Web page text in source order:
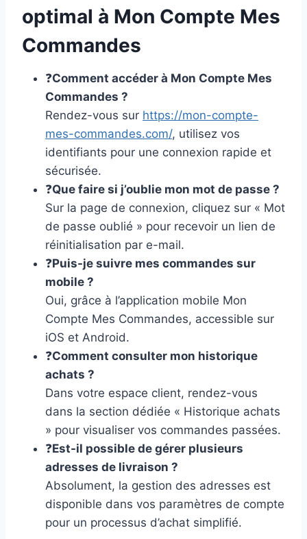
optimal à Mon Compte Mes
Commandes
❓Comment accéder à Mon Compte Mes
Commandes ?
Rendez-vous sur https://mon-compte-
mes-commandes.com/, utilisez vos
identifiants pour une connexion rapide et
sécurisée.
❓Que faire si j’oublie mon mot de passe ?
Sur la page de connexion, cliquez sur « Mot
de passe oublié » pour recevoir un lien de
réinitialisation par e-mail.
❓Puis-je suivre mes commandes sur
mobile ?
Oui, grâce à l’application mobile Mon
Compte Mes Commandes, accessible sur
iOS et Android.
❓Comment consulter mon historique
achats ?
Dans votre espace client, rendez-vous
dans la section dédiée « Historique achats
» pour visualiser vos commandes passées.
❓Est-il possible de gérer plusieurs
adresses de livraison ?
Absolument, la gestion des adresses est
disponible dans vos paramètres de compte
pour un processus d’achat simplifié.